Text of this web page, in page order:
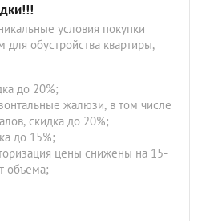
условия покупки
обустройства квартиры,
до 20%;
жалюзи, в том числе
скидка до 20%;
до 15%;
цены снижены на 15-
объема;